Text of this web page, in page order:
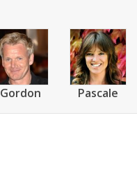
Gordon Pascale